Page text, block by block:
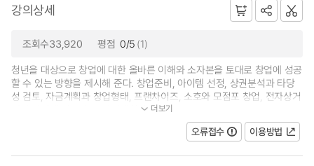
강의상세
조회수33,920 평점 0/5 (1)
청년을 대상으로 창업에 대한 올바른 이해와 소자본을 토대로 창업에 성공
할 수 있는 방향을 제시해 준다. 창업준비, 아이템 선정, 상권분석과 타당
성 검토, 자금계획과 창업형태, 프랜차이즈, 소호와 모점포 창업, 전자상거
래와 인터넷 비즈니스, 사업계획서...더보기
오류접수 이용방법